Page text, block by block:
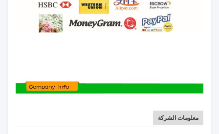
معلومات الشركة